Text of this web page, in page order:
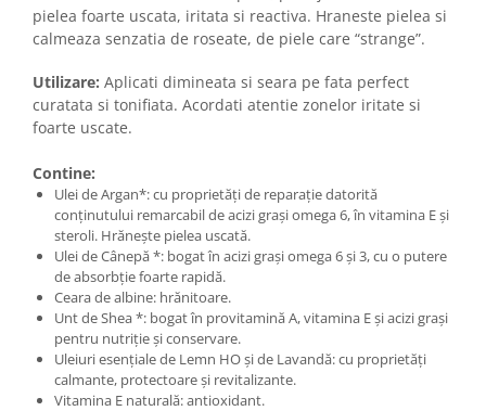
pielea foarte uscata, iritata si reactiva. Hraneste pielea si
calmeaza senzatia de roseate, de piele care “strange”.
Utilizare: Aplicati dimineata si seara pe fata perfect
curatata si tonifiata. Acordati atentie zonelor iritate si
foarte uscate.
Contine:
Ulei de Argan*: cu proprietăți de reparație datorită
conținutului remarcabil de acizi grași omega 6, în vitamina E și
steroli. Hrănește pielea uscată.
Ulei de Cânepă *: bogat în acizi grași omega 6 și 3, cu o putere
de absorbție foarte rapidă.
Ceara de albine: hrănitoare.
Unt de Shea *: bogat în provitamină A, vitamina E și acizi grași
pentru nutriție și conservare.
Uleiuri esențiale de Lemn HO și de Lavandă: cu proprietăți
calmante, protectoare și revitalizante.
Vitamina E naturală: antioxidant.